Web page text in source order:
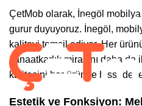
ÇetMob olarak, İnegöl
gurur duyuyoruz. İnegöl,
kaliteyi temsil ediyor. Her
zanaatkarlık mirasını daha da
kalitesini her üründe
Estetik ve Fonksiyon:
Garanti ve